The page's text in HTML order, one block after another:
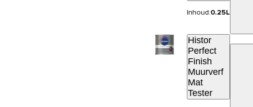
Inhoud:0.25L
Histor
Perfect
Finish
Muurverf
Mat
Tester